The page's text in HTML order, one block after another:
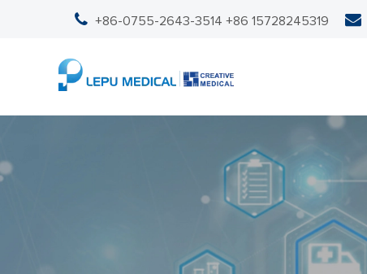
+86-0755-2643-3514 +86 15728245319